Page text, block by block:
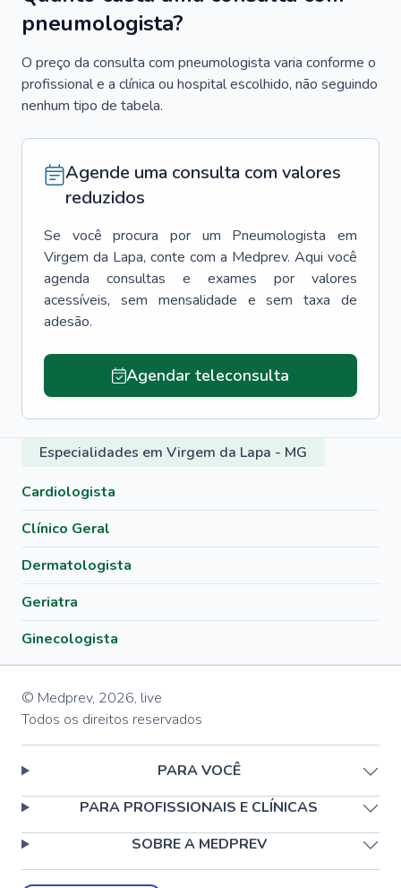
pneumologista?
O preço da consulta com pneumologista varia conforme o
profissional e a clínica ou hospital escolhido, não seguindo
nenhum tipo de tabela.
Agende uma consulta com valores
reduzidos
Se você procura por um Pneumologista
em
Virgem da Lapa, conte com a Medprev. Aqui você
agenda consultas e exames por valores
acessíveis, sem mensalidade e sem taxa de
adesão.
Agendar teleconsulta
Especialidades em Virgem da Lapa - MG
Cardiologista
Clínico Geral
Dermatologista
Geriatra
Ginecologista
© Medprev, 2026, live
Todos os direitos reservados
PARA VOCÊ
PARA PROFISSIONAIS E CLÍNICAS
SOBRE A MEDPREV